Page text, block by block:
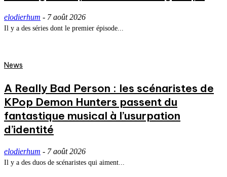
elodierhum - 7 août 2026
Il y a des séries dont le premier épisode...
News
A Really Bad Person : les scénaristes de
KPop Demon Hunters passent du
fantastique musical à l’usurpation
d’identité
elodierhum - 7 août 2026
Il y a des duos de scénaristes qui aiment...